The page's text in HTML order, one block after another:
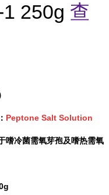
250g 查
Peptone Salt Solution
嗜冷菌需氧芽孢及嗜热需氧